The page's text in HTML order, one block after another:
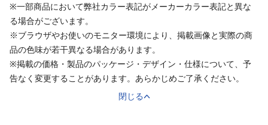
※一部商品において弊社カラー表記がメーカーカラー表記と異な
る場合がございます。
※ブラウザやお使いのモニター環境により、掲載画像と実際の商
品の色味が若干異なる場合があります。
※掲載の価格・製品のパッケージ・デザイン・仕様について、予
告なく変更することがあります。あらかじめご了承ください。
閉じる